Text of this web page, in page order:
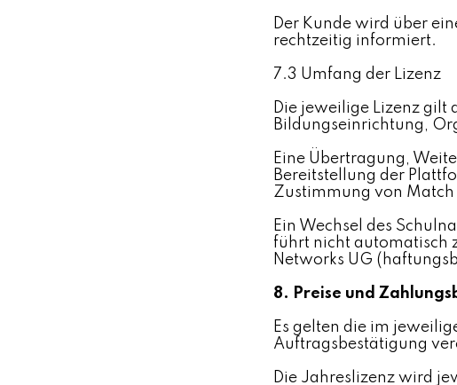
Der Kunde wird über
rechtzeitig informiert.
7.3 Umfang der Lizenz
Die jeweilige Lizenz gilt
Bildungseinrichtung,
Eine Übertragung,
Bereitstellung der
Zustimmung von
Ein Wechsel des
führt nicht automatisch
Networks UG
8. Preise und
Es gelten die im
Auftragsbestätigung
Die Jahreslizenz wird